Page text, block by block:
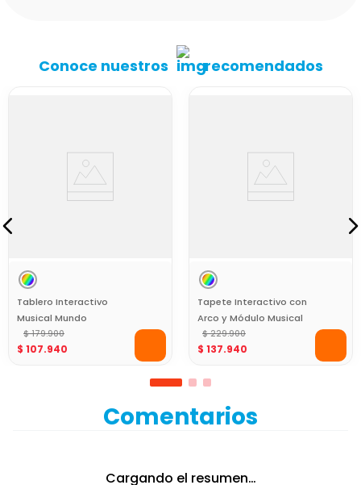
Conoce nuestros recomendados
Tablero Interactivo
Musical Mundo
Maravilloso Baby Mine
$ 179.900
$ 107.940
Tapete Interactivo con
Arco y Módulo Musical
Baby Mine
$ 229.900
$ 137.940
Comentarios
Cargando el resumen…